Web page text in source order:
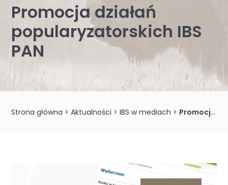
Promocja działań
popularyzatorskich IBS
PAN
Strona główna >Aktualności >IBS w mediach > Promocja działań popularyzatorskich IBS PAN